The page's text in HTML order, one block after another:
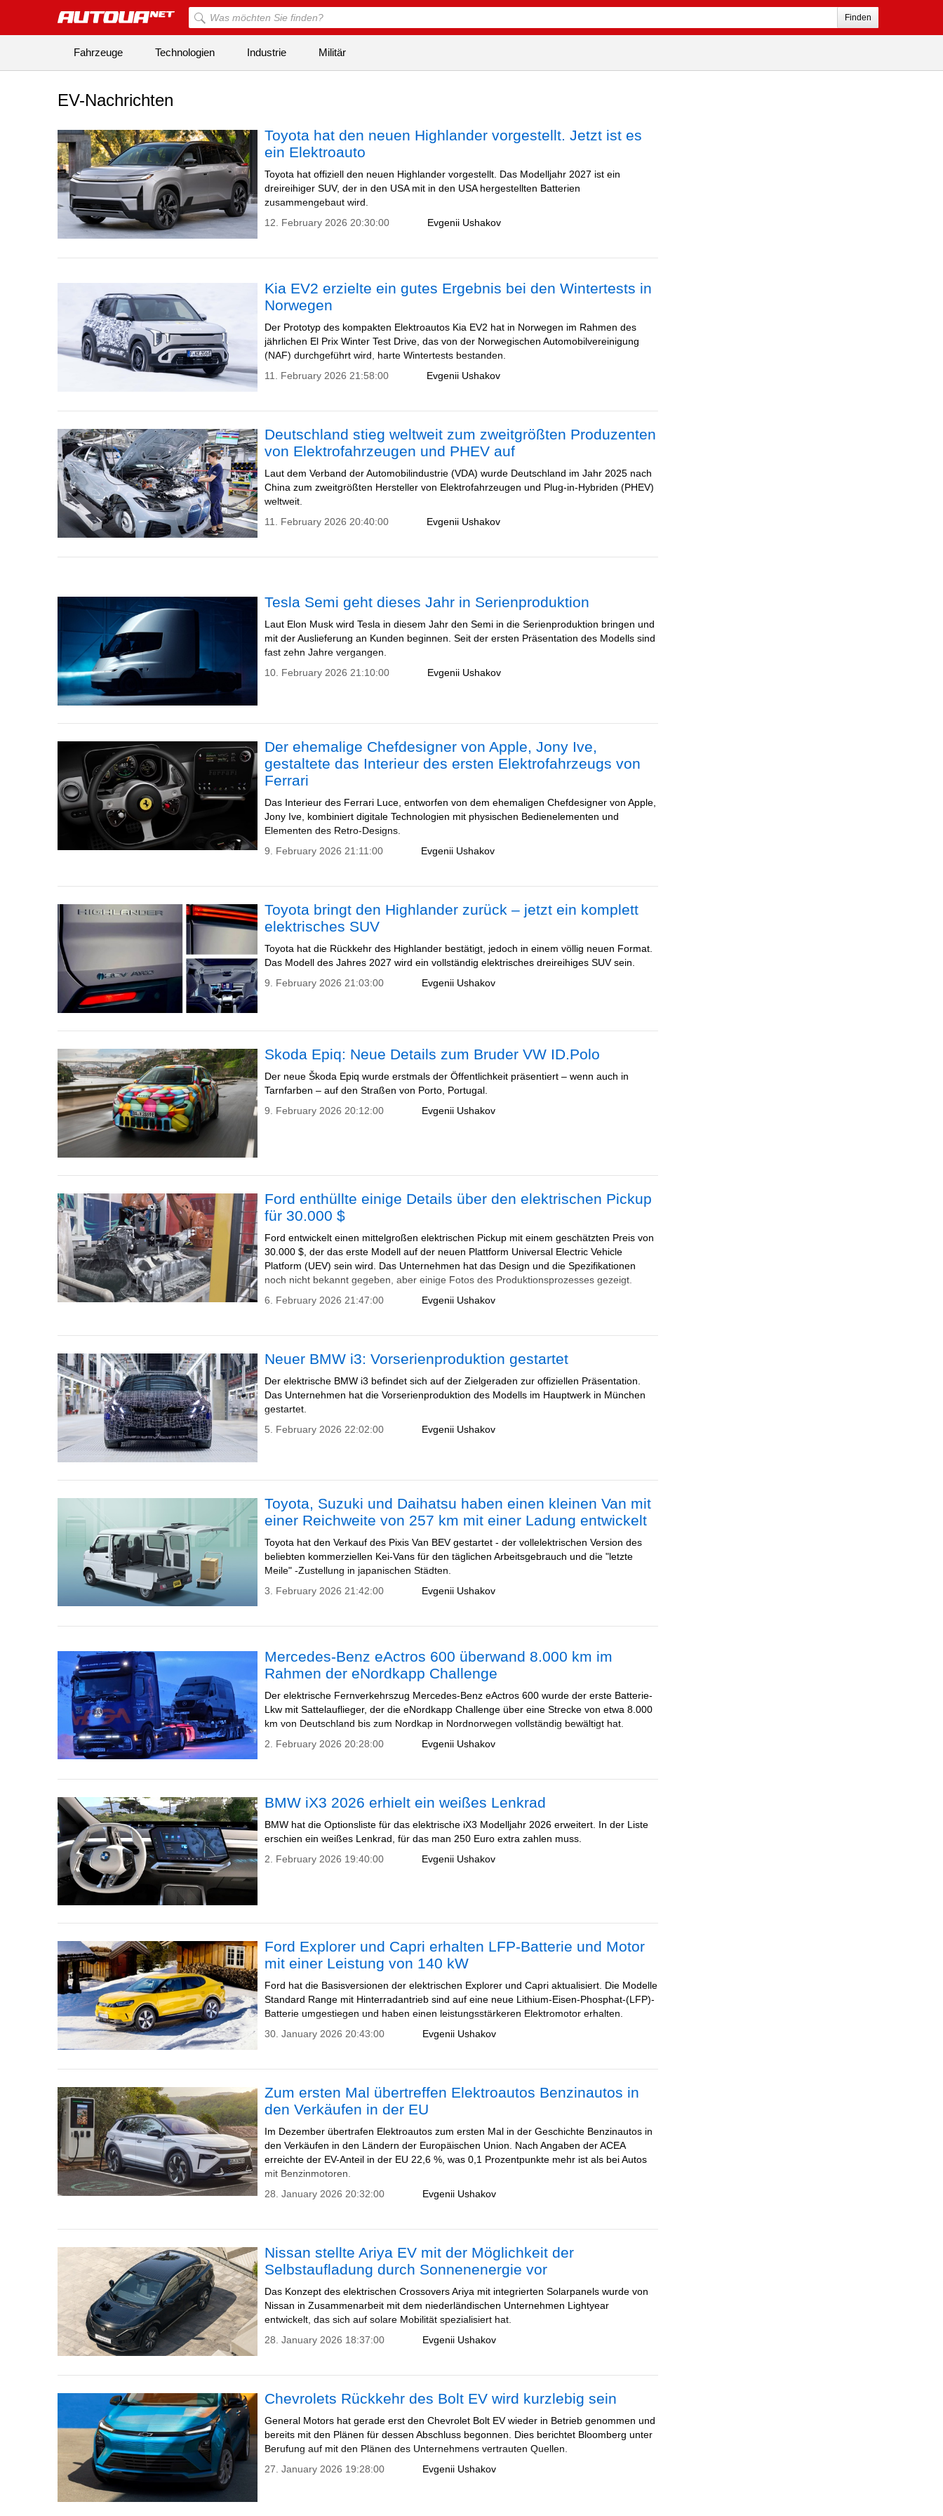
Finden
Fahrzeuge Technologien Industrie Militär
EV-Nachrichten
Toyota hat den neuen Highlander vorgestellt. Jetzt ist es
ein Elektroauto
Toyota hat offiziell den neuen Highlander vorgestellt. Das Modelljahr 2027 ist ein
dreireihiger SUV, der in den USA mit in den USA hergestellten Batterien
zusammengebaut wird.
Evgenii Ushakov
12. February 2026 20:30:00
Kia EV2 erzielte ein gutes Ergebnis bei den Wintertests in
Norwegen
Der Prototyp des kompakten Elektroautos Kia EV2 hat in Norwegen im Rahmen des
jährlichen El Prix Winter Test Drive, das von der Norwegischen Automobilvereinigung
(NAF) durchgeführt wird, harte Wintertests bestanden.
Evgenii Ushakov
11. February 2026 21:58:00
Deutschland stieg weltweit zum zweitgrößten Produzenten
von Elektrofahrzeugen und PHEV auf
Laut dem Verband der Automobilindustrie (VDA) wurde Deutschland im Jahr 2025 nach
China zum zweitgrößten Hersteller von Elektrofahrzeugen und Plug-in-Hybriden (PHEV)
weltweit.
Evgenii Ushakov
11. February 2026 20:40:00
Tesla Semi geht dieses Jahr in Serienproduktion
Laut Elon Musk wird Tesla in diesem Jahr den Semi in die Serienproduktion bringen und
mit der Auslieferung an Kunden beginnen. Seit der ersten Präsentation des Modells sind
fast zehn Jahre vergangen.
Evgenii Ushakov
10. February 2026 21:10:00
Der ehemalige Chefdesigner von Apple, Jony Ive,
gestaltete das Interieur des ersten Elektrofahrzeugs von
Ferrari
Das Interieur des Ferrari Luce, entworfen von dem ehemaligen Chefdesigner von Apple,
Jony Ive, kombiniert digitale Technologien mit physischen Bedienelementen und
Elementen des Retro-Designs.
Evgenii Ushakov
9. February 2026 21:11:00
Toyota bringt den Highlander zurück – jetzt ein komplett
elektrisches SUV
Toyota hat die Rückkehr des Highlander bestätigt, jedoch in einem völlig neuen Format.
Das Modell des Jahres 2027 wird ein vollständig elektrisches dreireihiges SUV sein.
Evgenii Ushakov
9. February 2026 21:03:00
Skoda Epiq: Neue Details zum Bruder VW ID.Polo
Der neue Škoda Epiq wurde erstmals der Öffentlichkeit präsentiert – wenn auch in
Tarnfarben – auf den Straßen von Porto, Portugal.
Evgenii Ushakov
9. February 2026 20:12:00
Ford enthüllte einige Details über den elektrischen Pickup
für 30.000 $
Ford entwickelt einen mittelgroßen elektrischen Pickup mit einem geschätzten Preis von
30.000 $, der das erste Modell auf der neuen Plattform Universal Electric Vehicle
Platform (UEV) sein wird. Das Unternehmen hat das Design und die Spezifikationen
noch nicht bekannt gegeben, aber einige Fotos des Produktionsprozesses gezeigt.
Evgenii Ushakov
6. February 2026 21:47:00
Neuer BMW i3: Vorserienproduktion gestartet
Der elektrische BMW i3 befindet sich auf der Zielgeraden zur offiziellen Präsentation.
Das Unternehmen hat die Vorserienproduktion des Modells im Hauptwerk in München
gestartet.
Evgenii Ushakov
5. February 2026 22:02:00
Toyota, Suzuki und Daihatsu haben einen kleinen Van mit
einer Reichweite von 257 km mit einer Ladung entwickelt
Toyota hat den Verkauf des Pixis Van BEV gestartet - der vollelektrischen Version des
beliebten kommerziellen Kei-Vans für den täglichen Arbeitsgebrauch und die "letzte
Meile" -Zustellung in japanischen Städten.
Evgenii Ushakov
3. February 2026 21:42:00
Mercedes-Benz eActros 600 überwand 8.000 km im
Rahmen der eNordkapp Challenge
Der elektrische Fernverkehrszug Mercedes-Benz eActros 600 wurde der erste Batterie-
Lkw mit Sattelauflieger, der die eNordkapp Challenge über eine Strecke von etwa 8.000
km von Deutschland bis zum Nordkap in Nordnorwegen vollständig bewältigt hat.
Evgenii Ushakov
2. February 2026 20:28:00
BMW iX3 2026 erhielt ein weißes Lenkrad
BMW hat die Optionsliste für das elektrische iX3 Modelljahr 2026 erweitert. In der Liste
erschien ein weißes Lenkrad, für das man 250 Euro extra zahlen muss.
Evgenii Ushakov
2. February 2026 19:40:00
Ford Explorer und Capri erhalten LFP-Batterie und Motor
mit einer Leistung von 140 kW
Ford hat die Basisversionen der elektrischen Explorer und Capri aktualisiert. Die Modelle
Standard Range mit Hinterradantrieb sind auf eine neue Lithium-Eisen-Phosphat-(LFP)-
Batterie umgestiegen und haben einen leistungsstärkeren Elektromotor erhalten.
Evgenii Ushakov
30. January 2026 20:43:00
Zum ersten Mal übertreffen Elektroautos Benzinautos in
den Verkäufen in der EU
Im Dezember übertrafen Elektroautos zum ersten Mal in der Geschichte Benzinautos in
den Verkäufen in den Ländern der Europäischen Union. Nach Angaben der ACEA
erreichte der EV-Anteil in der EU 22,6 %, was 0,1 Prozentpunkte mehr ist als bei Autos
mit Benzinmotoren.
Evgenii Ushakov
28. January 2026 20:32:00
Nissan stellte Ariya EV mit der Möglichkeit der
Selbstaufladung durch Sonnenenergie vor
Das Konzept des elektrischen Crossovers Ariya mit integrierten Solarpanels wurde von
Nissan in Zusammenarbeit mit dem niederländischen Unternehmen Lightyear
entwickelt, das sich auf solare Mobilität spezialisiert hat.
Evgenii Ushakov
28. January 2026 18:37:00
Chevrolets Rückkehr des Bolt EV wird kurzlebig sein
General Motors hat gerade erst den Chevrolet Bolt EV wieder in Betrieb genommen und
bereits mit den Plänen für dessen Abschluss begonnen. Dies berichtet Bloomberg unter
Berufung auf mit den Plänen des Unternehmens vertrauten Quellen.
Evgenii Ushakov
27. January 2026 19:28:00